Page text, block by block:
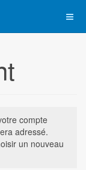
compte
adressé.
un nouveau